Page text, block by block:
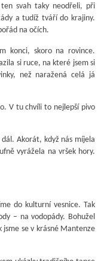
svah taky neodřeli, při
a tudíž tváří do krajiny.
na očích.
konci, skoro na rovince.
si ruce, na které jsem si
než naražená celá já
V tu chvíli to nejlepší pivo
Akorát, když nás míjela
vyrážela na vršek hory.
do kulturní vesnice. Tak
– na vodopády. Bohužel
se v krásné Mantenze